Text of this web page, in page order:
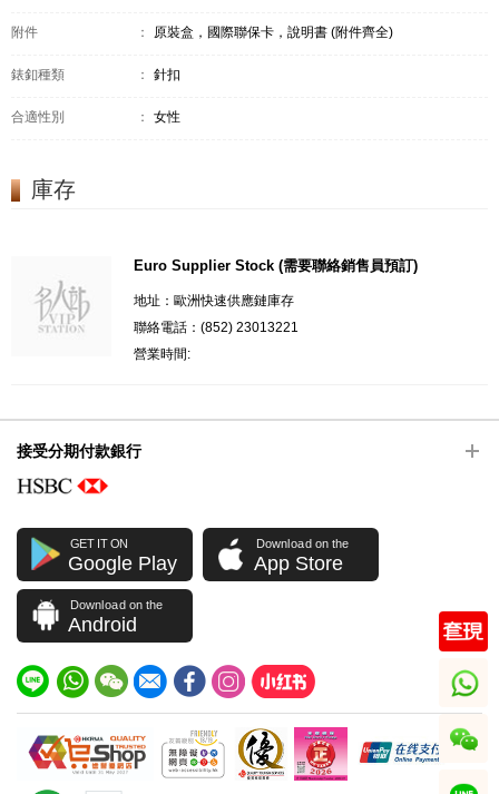
附件 ： 原裝盒，國際聯保卡，說明書 (附件齊全)
錶釦種類 ： 針扣
合適性別 ： 女性
庫存
Euro Supplier Stock (需要聯絡銷售員預訂)
地址：歐洲快速供應鏈庫存
聯絡電話：(852) 23013221
營業時間:
接受分期付款銀行
GET IT ON
Google Play
Download on the
App Store
Download on the
Android
whatsapp